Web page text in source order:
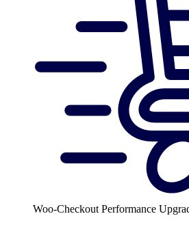
Woo-Checkout Performance